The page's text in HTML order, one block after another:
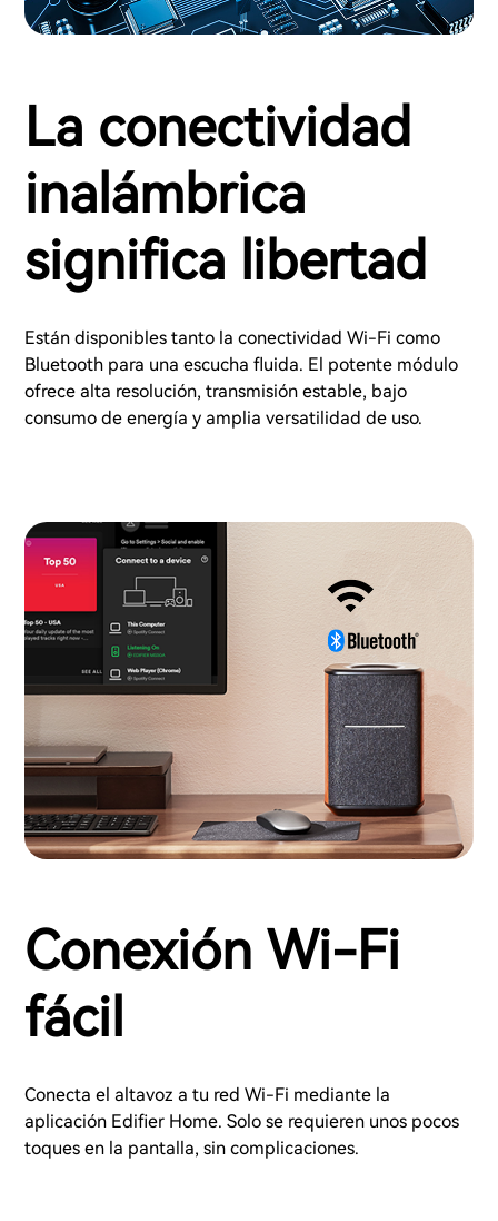
La conectividad
inalámbrica
significa libertad
Están disponibles tanto la conectividad Wi-Fi como
Bluetooth para una escucha fluida. El potente módulo
ofrece alta resolución, transmisión estable, bajo
consumo de energía y amplia versatilidad de uso.
Conexión Wi-Fi
fácil
Conecta el altavoz a tu red Wi-Fi mediante la
aplicación Edifier Home. Solo se requieren unos pocos
toques en la pantalla, sin complicaciones.